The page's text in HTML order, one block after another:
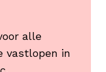
alle
vastlopen in